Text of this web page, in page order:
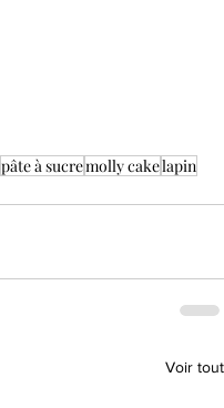
pâte à sucremolly cakelapin
Voir tout